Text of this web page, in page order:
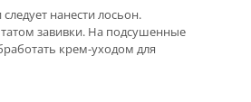
нанести лосьон.
завивки. На подсушенные
крем-уходом для